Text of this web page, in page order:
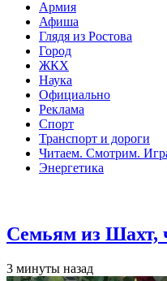
Армия
Афиша
Глядя из Ростова
Город
ЖКХ
Наука
Официально
Реклама
Спорт
Транспорт и дороги
Читаем. Смотрим.
Энергетика
Семьям из Шахт,
3 минуты назад